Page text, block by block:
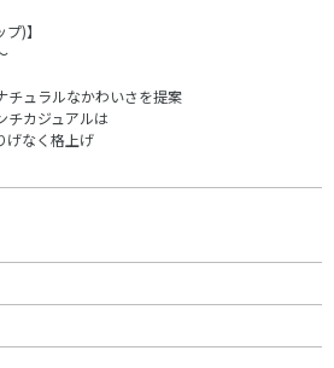
)】
チュラルなかわいさを提案
チカジュアルは
げなく格上げ